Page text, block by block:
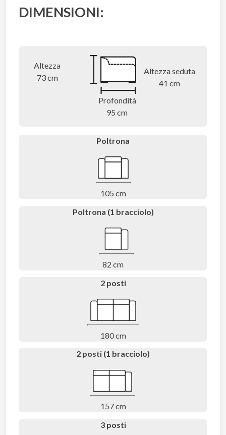
DIMENSIONI:
Altezza
73 cm
Profondità
95 cm
Altezza seduta
41 cm
Poltrona
105 cm
Poltrona (1 bracciolo)
82 cm
2 posti
180 cm
2 posti (1 bracciolo)
157 cm
3 posti